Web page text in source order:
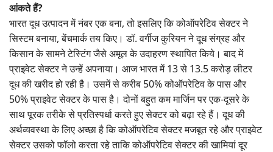
आंकते हैं?
भारत दूध उत्पादन में नंबर एक बना, तो इसलिए कि कोऑपरेटिव सेक्टर ने
सिस्टम बनाया, बेंचमार्क तय किए। डॉ. वर्गीज कुरियन ने दूध संग्रह और
किसान के सामने टेस्टिंग जैसे अमूल के उदाहरण स्थापित किये। बाद में
प्राइवेट सेक्टर ने उन्हें अपनाया। आज भारत में 13 से 13.5 करोड़ लीटर
दूध की खरीद हो रही है। उसमें से करीब 50% कोऑपरेटिव के पास और
50% प्राइवेट सेक्टर के पास है। दोनों बहुत कम मार्जिन पर एक-दूसरे के
साथ पूरक तरीके से प्रतिस्पर्धा करते हुए सेक्टर को बढ़ा रहे हैं। दूध की
अर्थव्यवस्था के लिए अच्छा है कि कोऑपरेटिव सेक्टर मजबूत रहे और प्राइवेट
सेक्टर उसको फॉलो करता रहे ताकि कोऑपरेटिव सेक्टर की खामियां दूर